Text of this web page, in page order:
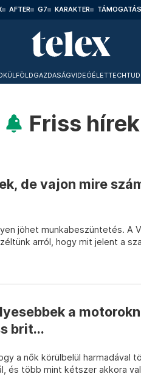
AFTER G7 KARAKTER TÁMOGATÁS
KÜLFÖLDGAZDASÁGVIDEÓÉLETTECHTUD
Friss hírek
de vajon mire
jöhet munkabeszüntetés. A
arról, hogy mit jelent a
a
brit...
a nők körülbelül harmadával
és több mint kétszer akkora